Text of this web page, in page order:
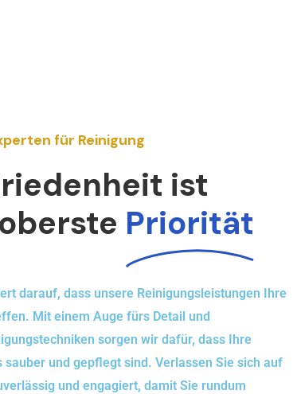
für Reinigung
ist
Priorität
darauf, dass unsere Reinigungsleistungen Ihre
Mit einem Auge fürs Detail und
sorgen wir dafür, dass Ihre
sauber und gepflegt sind. Verlassen Sie sich auf
und engagiert, damit Sie rundum